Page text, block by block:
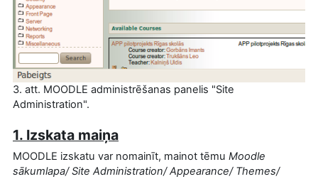
3. att. MOODLE administrēšanas panelis "Site
Administration".
1. Izskata maiņa
MOODLE izskatu var nomainīt, mainot tēmu Moodle
sākumlapa/ Site Administration/ Appearance/ Themes/